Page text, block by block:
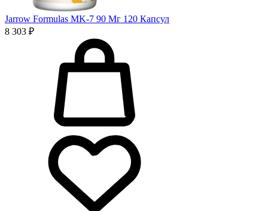
Jarrow Formulas MK-7 90 Мг 120 Капсул
8 303 ₽